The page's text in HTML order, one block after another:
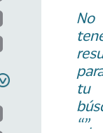
No
tu
“”.